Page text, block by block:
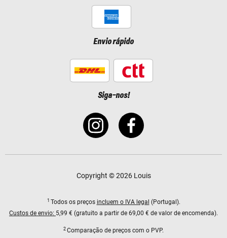
Envio rápido
Siga-nos!
Copyright © 2026 Louis
1 Todos os preços incluem o IVA legal (Portugal).
Custos de envio: 5,99 € (gratuito a partir de 69,00 € de valor de encomenda).
2 Comparação de preços com o PVP.